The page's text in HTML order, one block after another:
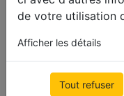
de votre utilisation
Afficher les détails
Tout refuser
A352